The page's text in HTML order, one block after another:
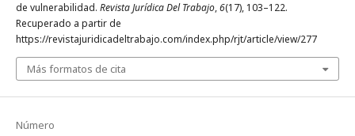
de vulnerabilidad. Revista Jurídica Del Trabajo,6(17), 103–122.
Recuperado a partir de
https://revistajuridicadeltrabajo.com/index.php/rjt/article/view/277
Más formatos de cita
Número